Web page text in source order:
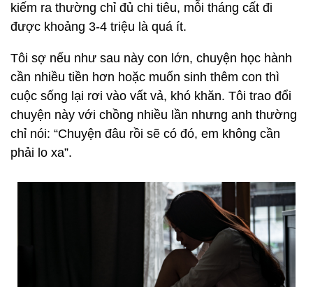
kiếm ra thường chỉ đủ chi tiêu, mỗi tháng cất đi
được khoảng 3-4 triệu là quá ít.
Tôi sợ nếu như sau này con lớn, chuyện học hành
cần nhiều tiền hơn hoặc muốn sinh thêm con thì
cuộc sống lại rơi vào vất vả, khó khăn. Tôi trao đổi
chuyện này với chồng nhiều lần nhưng anh thường
chỉ nói: “Chuyện đâu rồi sẽ có đó, em không cần
phải lo xa”.